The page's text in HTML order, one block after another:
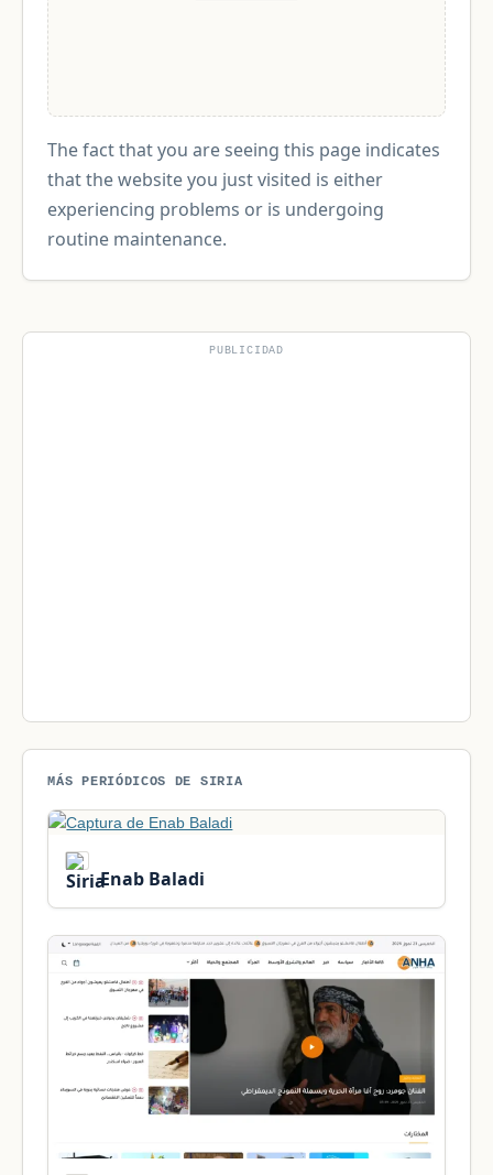
The fact that you are seeing this page indicates
that the website you just visited is either
experiencing problems or is undergoing
routine maintenance.
PUBLICIDAD
MÁS PERIÓDICOS DE SIRIA
Enab Baladi